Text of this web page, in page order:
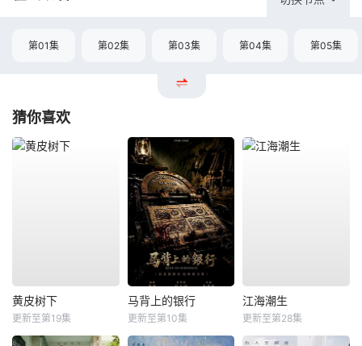
第01集 第02集 第03集 第04集 第05集
猜你喜欢
黄皮树下
更新至第19集
马背上的银行
更新至第10集
江海潮生
更新至第28集